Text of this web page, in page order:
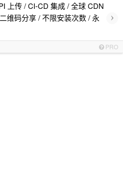
上传 / CI-CD 集成 / 全球 CDN
维码分享 / 不限安装次数 / 永
›
PRO